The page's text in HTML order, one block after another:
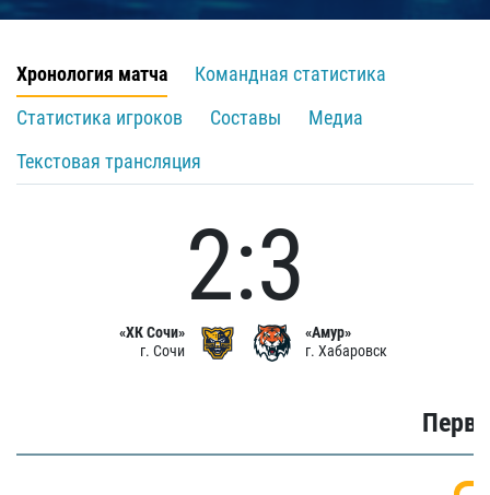
Хронология матча
Командная статистика
Статистика игроков
Составы
Медиа
Текстовая трансляция
«ХК Сочи»
г. Сочи
2:3
«Амур»
г. Хабаровск